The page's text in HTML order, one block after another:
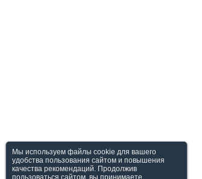
Мы используем файлы cookie для вашего
удобства пользования сайтом и повышения
качества рекомендаций. Продолжив